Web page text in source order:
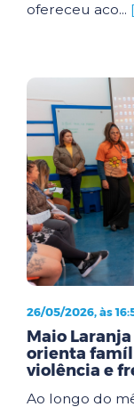
ofereceu aco...
26/05/2026, às
Maio
orienta
violência e
Ao longo do